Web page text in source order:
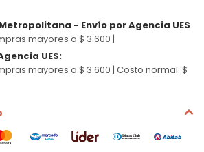
- Envío por Agencia UES
mayores a $ 3.600 |
UES:
mayores a $ 3.600 | Costo normal: $